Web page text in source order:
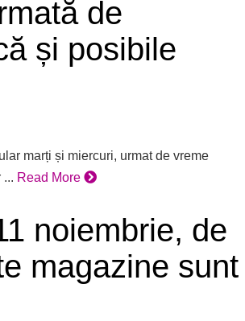
de
și posibile
marți și miercuri, urmat de vreme
... Read More
noiembrie, de
magazine sunt